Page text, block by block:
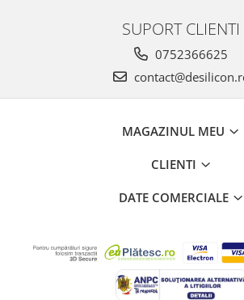
SUPORT CLIENTI
0752366625
MAGAZINUL MEU
CLIENTI
DATE COMERCIALE